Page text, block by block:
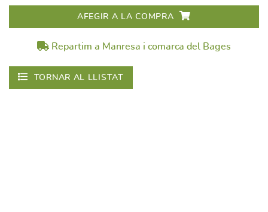
AFEGIR A LA COMPRA
Repartim a Manresa i comarca del Bages
TORNAR AL LLISTAT